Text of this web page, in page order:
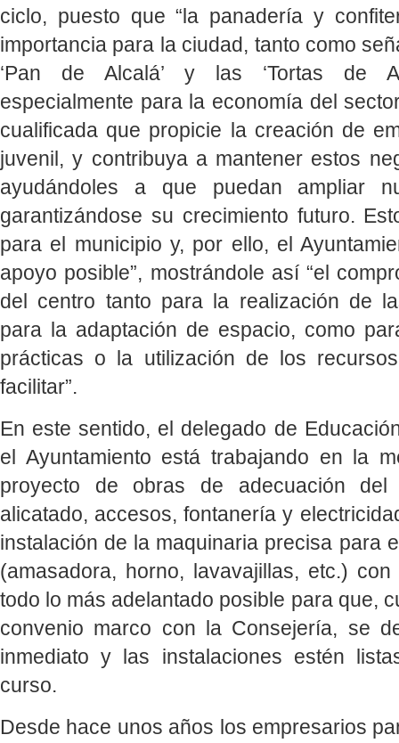
ciclo, puesto que “la panadería y
importancia para la ciudad, tanto como
‘Pan de Alcalá’ y las ‘Tortas de
especialmente para la economía del
cualificada que propicie la creación de
juvenil, y contribuya a mantener estos
ayudándoles a que puedan ampliar
garantizándose su crecimiento futuro.
para el municipio y, por ello, el
apoyo posible”, mostrándole así “el
del centro tanto para la realización de
para la adaptación de espacio, como
prácticas o la utilización de los
facilitar”.
En este sentido, el delegado de
el Ayuntamiento está trabajando en la
proyecto de obras de adecuación
alicatado, accesos, fontanería y
instalación de la maquinaria precisa para
(amasadora, horno, lavavajillas, etc.)
todo lo más adelantado posible para que,
convenio marco con la Consejería, se
inmediato y las instalaciones estén
curso.
Desde hace unos años los empresarios